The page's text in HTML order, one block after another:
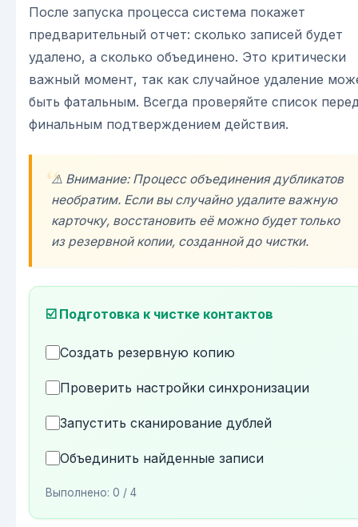
После запуска процесса система покажет
предварительный отчет: сколько записей будет
удалено, а сколько объединено. Это критически
важный момент, так как случайное удаление
быть фатальным. Всегда проверяйте список
финальным подтверждением действия.
⚠️ Внимание: Процесс объединения дубликатов
необратим. Если вы случайно удалите важную
карточку, восстановить её можно будет только
из резервной копии, созданной до чистки.
☑️ Подготовка к чистке контактов
Создать резервную копию
Проверить настройки синхронизации
Запустить сканирование дублей
Объединить найденные записи
Выполнено: 0 / 4